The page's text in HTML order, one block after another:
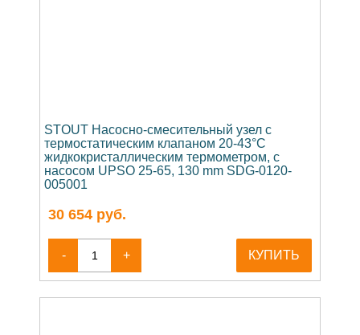
STOUT Насосно-смесительный узел с
термостатическим клапаном 20-43°C
жидкокристаллическим термометром, с
насосом UPSO 25-65, 130 mm SDG-0120-
005001
30 654 руб.
- + КУПИТЬ